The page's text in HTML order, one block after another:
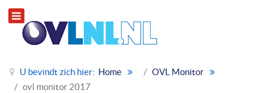
U bevindt zich hier: Home
OVL Monitor
ovl monitor 2017